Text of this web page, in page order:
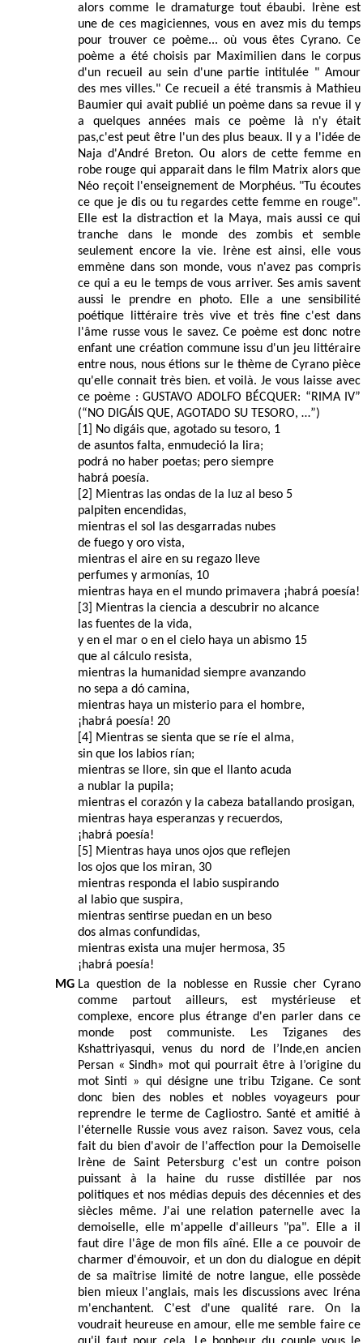
alors comme le dramaturge tout ébaubi. Irène est
une de ces magiciennes, vous en avez mis du temps
pour trouver ce poème... où vous êtes Cyrano. Ce
poème a été choisis par Maximilien dans le corpus
d'un recueil au sein d'une partie intitulée " Amour
des mes villes." Ce recueil a été transmis à Mathieu
Baumier qui avait publié un poème dans sa revue il y
a quelques années mais ce poème là n'y était
pas,c'est peut être l'un des plus beaux. Il y a l'idée de
Naja d'André Breton. Ou alors de cette femme en
robe rouge qui apparait dans le film Matrix alors que
Néo reçoit l'enseignement de Morphéus. "Tu écoutes
ce que je dis ou tu regardes cette femme en rouge".
Elle est la distraction et la Maya, mais aussi ce qui
tranche dans le monde des zombis et semble
seulement encore la vie. Irène est ainsi, elle vous
emmène dans son monde, vous n'avez pas compris
ce qui a eu le temps de vous arriver. Ses amis savent
aussi le prendre en photo. Elle a une sensibilité
poétique littéraire très vive et très fine c'est dans
l'âme russe vous le savez. Ce poème est donc notre
enfant une création commune issu d'un jeu littéraire
entre nous, nous étions sur le thème de Cyrano pièce
qu'elle connait très bien. et voilà. Je vous laisse avec
ce poème : GUSTAVO ADOLFO BÉCQUER: “RIMA IV”
(“NO DIGÁIS QUE, AGOTADO SU TESORO, …”)
[1] No digáis que, agotado su tesoro, 1
de asuntos falta, enmudeció la lira;
podrá no haber poetas; pero siempre
habrá poesía.
[2] Mientras las ondas de la luz al beso 5
palpiten encendidas,
mientras el sol las desgarradas nubes
de fuego y oro vista,
mientras el aire en su regazo lleve
perfumes y armonías, 10
mientras haya en el mundo primavera ¡habrá poesía!
[3] Mientras la ciencia a descubrir no alcance
las fuentes de la vida,
y en el mar o en el cielo haya un abismo 15
que al cálculo resista,
mientras la humanidad siempre avanzando
no sepa a dó camina,
mientras haya un misterio para el hombre,
¡habrá poesía! 20
[4] Mientras se sienta que se ríe el alma,
sin que los labios rían;
mientras se llore, sin que el llanto acuda
a nublar la pupila;
mientras el corazón y la cabeza batallando prosigan,
mientras haya esperanzas y recuerdos,
¡habrá poesía!
[5] Mientras haya unos ojos que reflejen
los ojos que los miran, 30
mientras responda el labio suspirando
al labio que suspira,
mientras sentirse puedan en un beso
dos almas confundidas,
mientras exista una mujer hermosa, 35
¡habrá poesía!
MG La question de la noblesse en Russie cher Cyrano
comme partout ailleurs, est mystérieuse et
complexe, encore plus étrange d'en parler dans ce
monde post communiste. Les Tziganes des
Kshattriyasqui, venus du nord de l’Inde,en ancien
Persan « Sindh» mot qui pourrait être à l’origine du
mot Sinti » qui désigne une tribu Tzigane. Ce sont
donc bien des nobles et nobles voyageurs pour
reprendre le terme de Cagliostro. Santé et amitié à
l'éternelle Russie vous avez raison. Savez vous, cela
fait du bien d'avoir de l'affection pour la Demoiselle
Irène de Saint Petersburg c'est un contre poison
puissant à la haine du russe distillée par nos
politiques et nos médias depuis des décennies et des
siècles même. J'ai une relation paternelle avec la
demoiselle, elle m'appelle d'ailleurs "pa". Elle a il
faut dire l'âge de mon fils aîné. Elle a ce pouvoir de
charmer d'émouvoir, et un don du dialogue en dépit
de sa maîtrise limité de notre langue, elle possède
bien mieux l'anglais, mais les discussions avec Iréna
m'enchantent. C'est d'une qualité rare. On la
voudrait heureuse en amour, elle me semble faire ce